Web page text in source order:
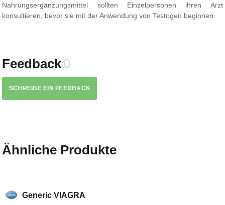
Generic VIAGRA
Nahrungsergänzungsmittel sollten Einzelpersonen ihren Arzt
konsultieren, bevor sie mit der Anwendung von Testogen beginnen.
Feedback0
SCHREIBE EIN FEEDBACK
Ähnliche Produkte